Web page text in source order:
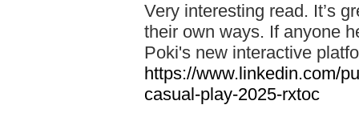
Very interesting read. It’s
their own ways. If anyone
Poki's new interactive
https://www.linkedin.com/
casual-play-2025-rxtoc